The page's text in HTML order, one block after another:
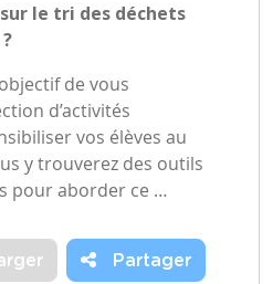
le tri des déchets
de vous
d’activités
vos élèves au
y trouverez des outils
pour aborder ce …
Partager